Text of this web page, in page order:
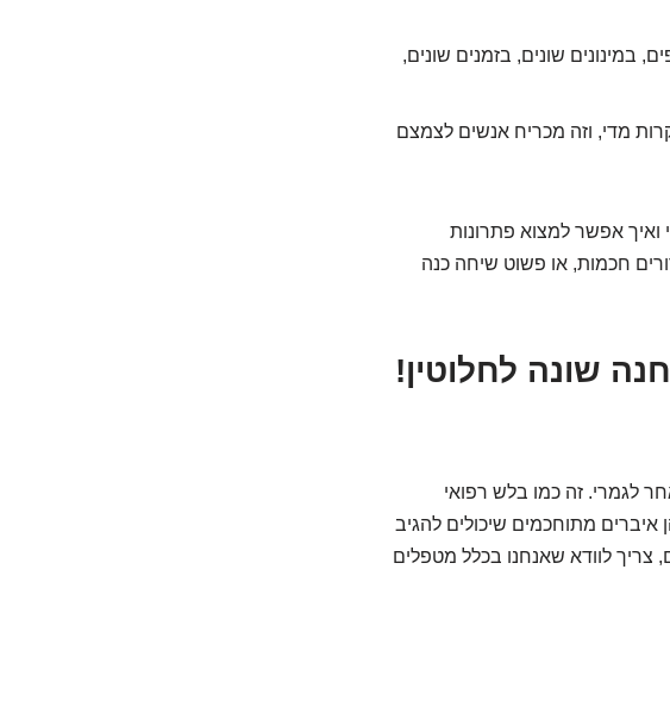
שונים, בזמנים שונים,
מדי, וזה מכריח אנשים לצמצם
ואיך אפשר למצוא פתרונות
חכמות, או פשוט שיחה כנה
שונה לחלוטין!
לגמרי. זה כמו בלש רפואי
מתוחכמים שיכולים להגיב
צריך לוודא שאנחנו בכלל מטפלים